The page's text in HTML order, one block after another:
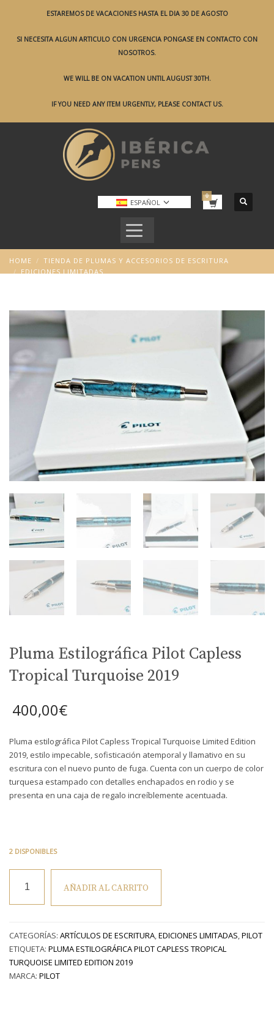
ESTAREMOS DE VACACIONES HASTA EL DIA 30 DE AGOSTO
SI NECESITA ALGUN ARTICULO CON URGENCIA PONGASE EN CONTACTO CON
NOSOTROS.
WE WILL BE ON VACATION UNTIL AUGUST 30TH.
IF YOU NEED ANY ITEM URGENTLY, PLEASE CONTACT US.
ESPAÑOL
HOME
TIENDA DE PLUMAS Y ACCESORIOS DE ESCRITURA
EDICIONES LIMITADAS
Pluma Estilográfica Pilot Capless
Tropical Turquoise 2019
400,00€
Pluma estilográfica Pilot Capless Tropical Turquoise Limited Edition
2019, estilo impecable, sofisticación atemporal y llamativo en su
escritura con el nuevo punto de fuga. Cuenta con un cuerpo de color
turquesa estampado con detalles enchapados en rodio y se
presenta en una caja de regalo increíblemente acentuada.
2 DISPONIBLES
Estilográfica
Pilot
2019
cantidad
AÑADIR AL CARRITO
CATEGORÍAS: ARTÍCULOS DE ESCRITURA,EDICIONES LIMITADAS,PILOT
ETIQUETA: PLUMA ESTILOGRÁFICA PILOT CAPLESS TROPICAL
TURQUOISE LIMITED EDITION 2019
MARCA: PILOT